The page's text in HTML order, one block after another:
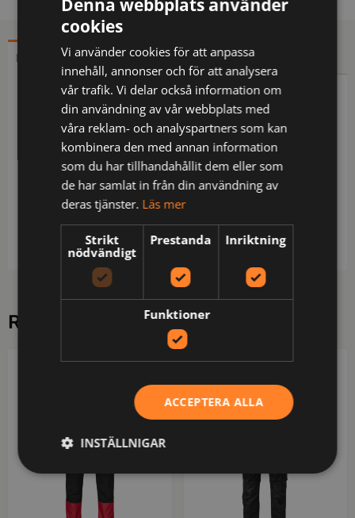
BESKRIVNING YTTERLIGARE INFORMATION
Beskrivning
Funktionsshorts med stretchpanel över sätet.
Avtagbara hängfickor, förstärkta invändigt med
Cordura®. Sidfickor. Benfickor med dragkedja och
invändig D-ring, även öppna fickor på båda sidor
för telefon och verktyg. Bredare bälteshälla baktill
för att undvika tryck från bälte vid ryggslut.
RELATERADE PRODUKTER
Denna webbplats använder
cookies
Vi använder cookies för att anpassa
innehåll, annonser och för att analysera
vår trafik. Vi delar också information om
din användning av vår webbplats med
våra reklam- och analyspartners som kan
kombinera den med annan information
som du har tillhandahållit dem eller som
de har samlat in från din användning av
deras tjänster. Läs mer
Strikt
nödvändigt
Prestanda Inriktning
Funktioner
ACCEPTERA ALLA
INSTÄLLNIGAR